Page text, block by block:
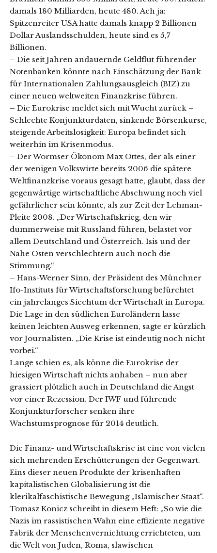
damals 180 Milliarden, heute 480. Ach ja:
Spitzenreiter USA hatte damals knapp 2 Billionen
Dollar Auslandsschulden, heute sind es 5,7
Billionen.
– Die seit Jahren andauernde Geldflut führender
Notenbanken könnte nach Einschätzung der Bank
für Internationalen Zahlungsausgleich (BIZ) zu
einer neuen weltweiten Finanzkrise führen.
– Die Eurokrise meldet sich mit Wucht zurück –
Schlechte Konjunkturdaten, sinkende Börsenkurse,
steigende Arbeitslosigkeit: Europa befindet sich
weiterhin im Krisenmodus.
– Der Wormser Ökonom Max Ottes, der als einer
der wenigen Volkswirte bereits 2006 die spätere
Weltfinanzkrise voraus gesagt hatte, glaubt, dass der
gegenwärtige wirtschaftliche Abschwung noch viel
gefährlicher sein könnte, als zur Zeit der Lehman-
Pleite 2008. „Der Wirtschaftskrieg, den wir
dummerweise mit Russland führen, belastet vor
allem Deutschland und Österreich. Isis und der
Nahe Osten verschlechtern auch noch die
Stimmung.“
– Hans-Werner Sinn, der Präsident des Münchner
Ifo-Instituts für Wirtschaftsforschung befürchtet
ein jahrelanges Siechtum der Wirtschaft in Europa.
Die Lage in den südlichen Euroländern lasse
keinen leichten Ausweg erkennen, sagte er kürzlich
vor Journalisten. „Die Krise ist eindeutig noch nicht
vorbei.“
Lange schien es, als könne die Eurokrise der
hiesigen Wirtschaft nichts anhaben – nun aber
grassiert plötzlich auch in Deutschland die Angst
vor einer Rezession. Der IWF und führende
Konjunkturforscher senken ihre
Wachstumsprognose für 2014 deutlich.
Die Finanz- und Wirtschaftskrise ist eine von vielen
sich mehrenden Erschütterungen der Gegenwart.
Eins dieser neuen Produkte der krisenhaften
kapitalistischen Globalisierung ist die
klerikalfaschistische Bewegung „Islamischer Staat“.
Tomasz Konicz schreibt in diesem Heft: „So wie die
Nazis im rassistischen Wahn eine effiziente negative
Fabrik der Menschenvernichtung errichteten, um
die Welt von Juden, Roma, slawischen